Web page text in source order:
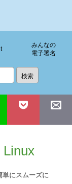
みんなの
電子署名
Linux
にスムーズに